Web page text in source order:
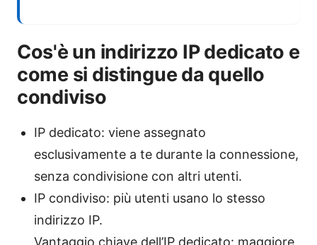
Cos'è un indirizzo IP dedicato e
come si distingue da quello
condiviso
IP dedicato: viene assegnato
esclusivamente a te durante la connessione,
senza condivisione con altri utenti.
IP condiviso: più utenti usano lo stesso
indirizzo IP.
Vantaggio chiave dell’IP dedicato: maggiore